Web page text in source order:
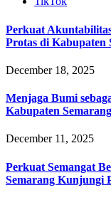
Perkuat
Protas di Kabupaten
December 18, 2025
Menjaga Bumi
Kabupaten
December 11, 2025
Perkuat Semangat
Semarang Kunjungi